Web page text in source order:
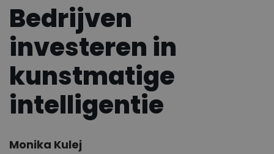
Bedrijven
investeren in
kunstmatige
intelligentie
Author:
Monika Kulej